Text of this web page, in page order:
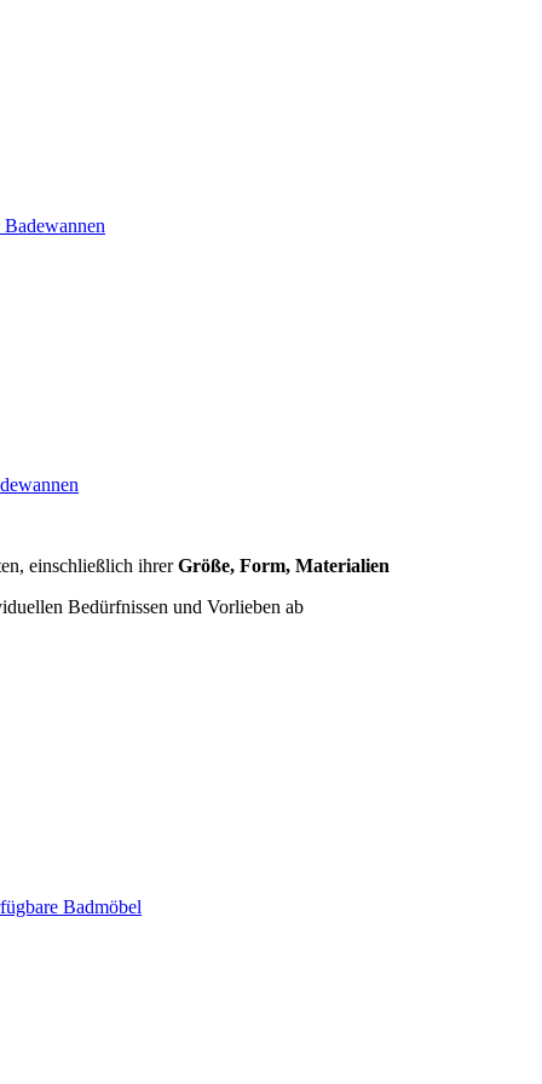
Badewannen
einschließlich ihrerGröße, Form, Materialien
Bedürfnissen und Vorlieben ab
Badmöbel